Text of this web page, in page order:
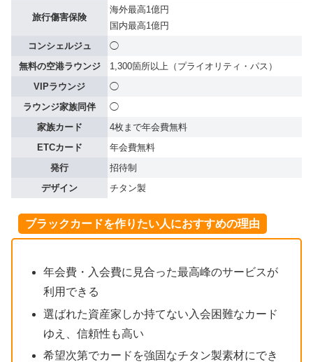
旅行傷害保険
海外最高1億円
国内最高1億円
コンシェルジュ
◯
無料の空港ラウンジ
1,300箇所以上（プライオリティ・パス）
VIPラウンジ
◯
ラウンジ家族同伴
◯
家族カード
4枚まで年会費無料
ETCカード
年会費無料
発行
招待制
デザイン
チタン製
ブラックカードを作りたい人におすすめの理由
年会費・入会費に見合った最高峰のサービスが
利用できる
選ばれた資産家しか持てない入会困難なカード
ゆえ、信頼性も高い
希望次第でカードを強固なチタン製素材にでき